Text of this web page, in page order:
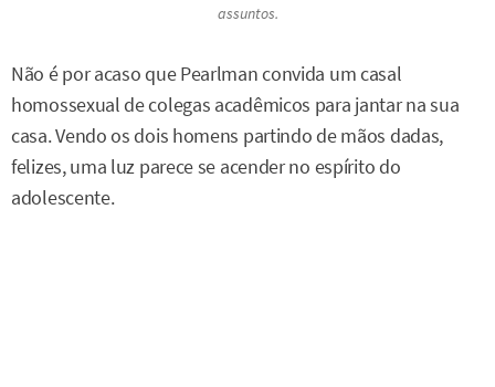
assuntos.
Não é por acaso que Pearlman convida um casal
homossexual de colegas acadêmicos para jantar na sua
casa. Vendo os dois homens partindo de mãos dadas,
felizes, uma luz parece se acender no espírito do
adolescente.